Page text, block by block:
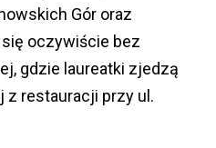
Gór oraz
oczywiście bez
gdzie laureatki zjedzą
z restauracji przy ul.